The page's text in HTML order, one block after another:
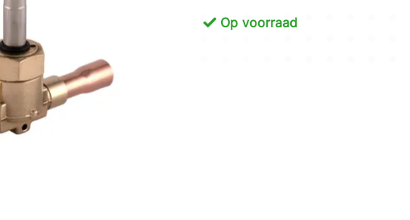
Industries
Abegg
Schultze
Op voorraad